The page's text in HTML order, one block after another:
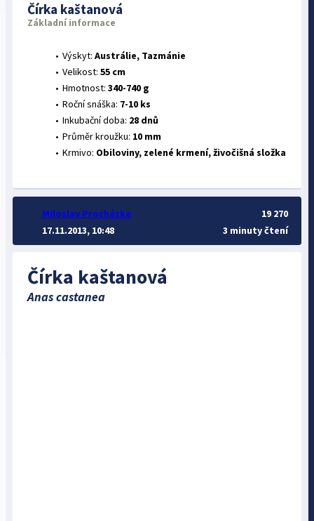
Čírka kaštanová
Anas castanea
Čírka kaštanová
Základní informace
Výskyt: Austrálie, Tazmánie
Velikost: 55 cm
Hmotnost: 340-740 g
Roční snáška: 7-10 ks
Inkubační doba: 28 dnů
Průměr kroužku: 10 mm
Krmivo: Obiloviny, zelené krmení, živočišná složka
Miloslav Procházka
17.11.2013, 10:48
19 270
3 minuty čtení